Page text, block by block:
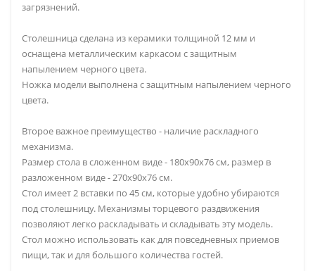
загрязнений.
Cтолешница сделана из керамики толщиной 12 мм и
оснащена металлическим каркасом с защитным
напылением черного цвета.
Ножка модели выполнена с защитным напылением черного
цвета.
Второе важное преимущество - наличие раскладного
механизма.
Размер стола в сложенном виде - 180х90х76 см, размер в
разложенном виде - 270х90х76 см.
Стол имеет 2 вставки по 45 см, которые удобно убираются
под столешницу. Механизмы торцевого раздвижения
позволяют легко раскладывать и складывать эту модель.
Стол можно использовать как для повседневных приемов
пищи, так и для большого количества гостей.